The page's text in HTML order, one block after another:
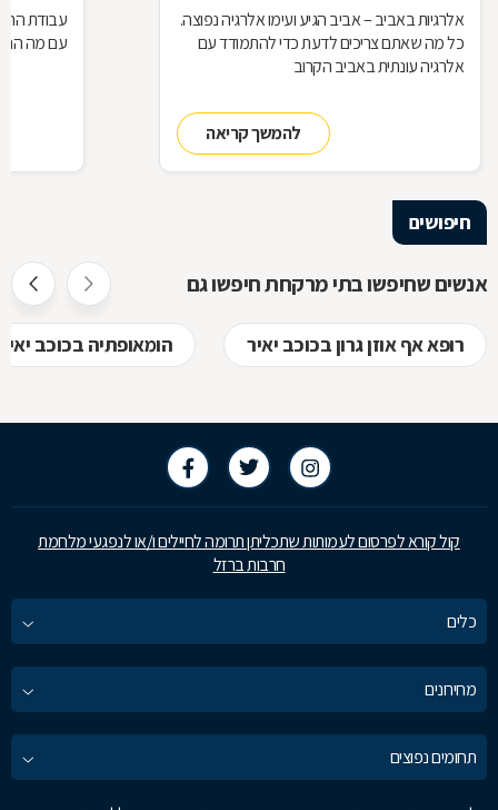
אלרגיות באביב – אביב הגיע ועימו אלרגיה נפוצה.
כל מה שאתם צריכים לדעת כדי להתמודד עם
אלרגיה עונתית באביב הקרוב
להמשך קריאה
עבודת
עם מה הם
חיפושים
אנשים שחיפשו בתי מרקחת חיפשו גם
רופא אף אוזן גרון בכוכב יאיר הומאופתיה בכוכב יאיר
קול קורא לפרסום לעמותות שתכליתן תרומה לחיילים ו/או לנפגעי מלחמת
חרבות ברזל
כלים
מחירונים
תחומים נפוצים